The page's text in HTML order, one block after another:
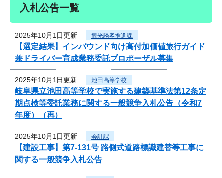
入札公告一覧
2025年10月1日更新 観光誘客推進課
【選定結果】インバウンド向け高付加価値旅行ガイド
兼ドライバー育成業務委託プロポーザル募集
2025年10月1日更新 池田高等学校
岐阜県立池田高等学校で実施する建築基準法第12条定
期点検等委託業務に関する一般競争入札公告（令和7
年度）（再）
2025年10月1日更新 会計課
【建設工事】第7-131号 路側式道路標識建替等工事に
関する一般競争入札公告